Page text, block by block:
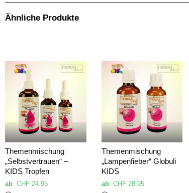
Ähnliche Produkte
Themenmischung
„Selbstvertrauen“ –
KIDS Tropfen
ab CHF 24.95
Themenmischung
„Lampenfieber“ Globuli
KIDS
ab CHF28.95